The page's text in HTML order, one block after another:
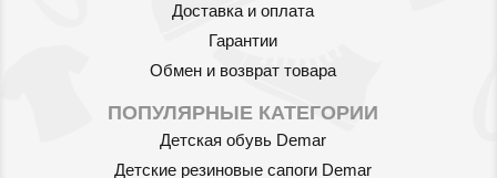
Артикул: 589/03
Носки хлопковые
Доставка и оплата
Гарантии
Обмен и возврат товара
ПОПУЛЯРНЫЕ КАТЕГОРИИ
Детская обувь Demar
Детские резиновые сапоги Demar